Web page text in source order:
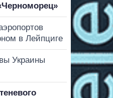
в Лейпциге
Украины